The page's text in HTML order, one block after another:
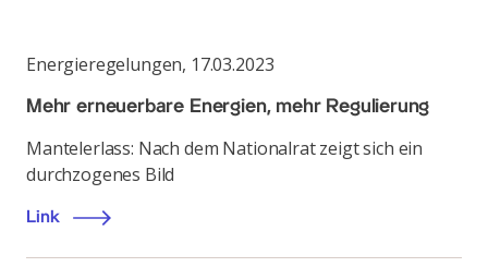
Energieregelungen, 17.03.2023
Mehr erneuerbare Energien, mehr Regulierung
Mantelerlass: Nach dem Nationalrat zeigt sich ein
durchzogenes Bild
Link